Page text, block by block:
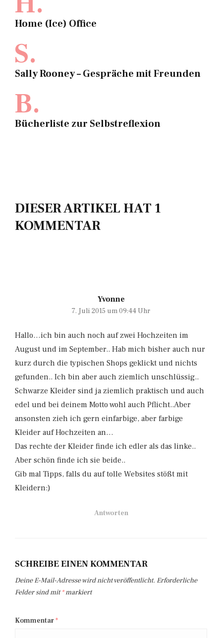
Home (Ice) Office
S.
Sally Rooney – Gespräche mit Freunden
B.
Bücherliste zur Selbstreflexion
DIESER ARTIKEL HAT 1
KOMMENTAR
Yvonne
7. Juli 2015 um 09:44 Uhr
Hallo…ich bin auch noch auf zwei Hochzeiten im
August und im September.. Hab mich bisher auch nur
kurz durch die typischen Shops geklickt und nichts
gefunden.. Ich bin aber auch ziemlich unschlüssig..
Schwarze Kleider sind ja ziemlich praktisch und auch
edel und bei deinem Motto wohl auch Pflicht..Aber
ansonsten zieh ich gern einfarbige, aber farbige
Kleider auf Hochzeiten an…
Das rechte der Kleider finde ich edler als das linke..
Aber schön finde ich sie beide..
Gib mal Tipps, falls du auf tolle Websites stößt mit
Kleidern:)
Antworten
SCHREIBE EINEN KOMMENTAR
Deine E-Mail-Adresse wird nicht veröffentlicht. Erforderliche
Felder sind mit*markiert
Kommentar*